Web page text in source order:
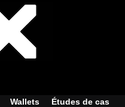
Wallets
Études de cas